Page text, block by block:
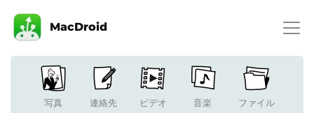
MacDroid
写真 連絡先 ビデオ 音楽 ファイル